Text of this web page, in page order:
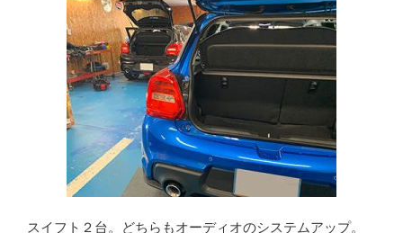
スイフト２台。どちらもオーディオのシステムアップ。